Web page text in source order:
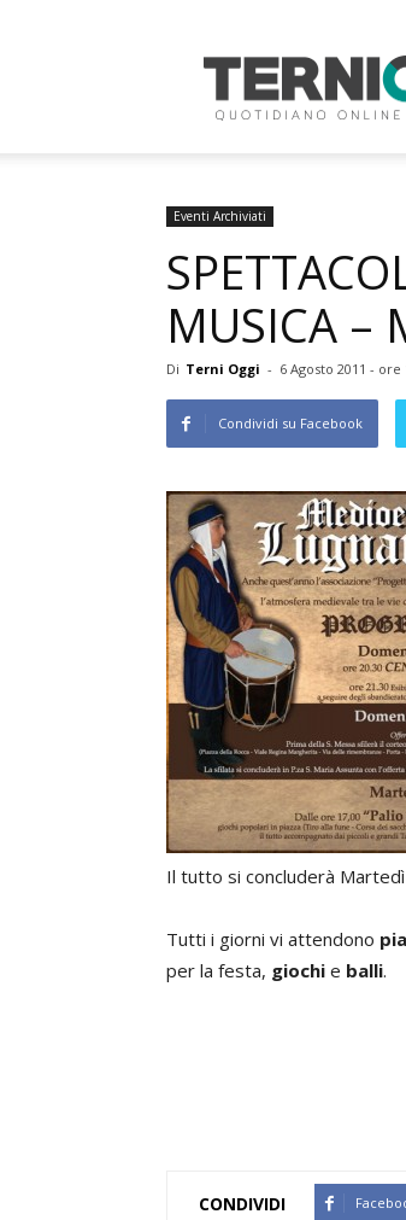
Oggi
Eventi Archiviati
MUSICA –
Di Terni Oggi - 6 Agosto 2011 - ore
Condividi su Facebook
Il tutto si concluderà
Tutti i giorni vi attendono
per la festa, giochi e balli.
CONDIVIDI